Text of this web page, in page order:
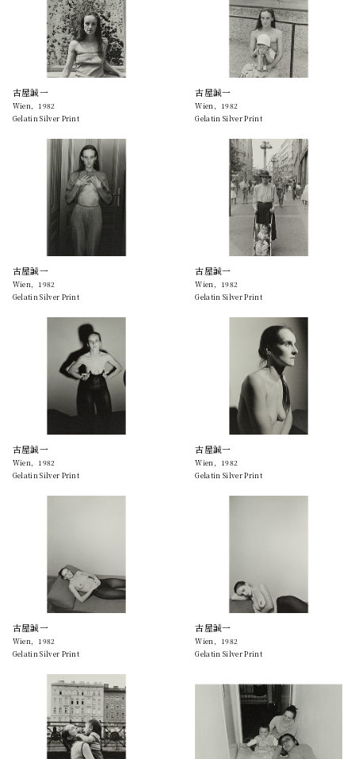
古屋誠一
Wien，1982
Gelatin Silver Print
古屋誠一
Wien，1982
Gelatin Silver Print
古屋誠一
Wien，1982
Gelatin Silver Print
古屋誠一
Wien，1982
Gelatin Silver Print
古屋誠一
Wien，1982
Gelatin Silver Print
古屋誠一
Wien，1982
Gelatin Silver Print
古屋誠一
Wien，1982
Gelatin Silver Print
古屋誠一
Wien，1982
Gelatin Silver Print